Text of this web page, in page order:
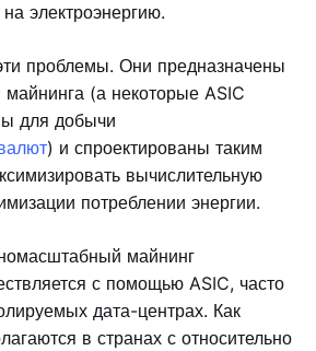
электроэнергию.
проблемы. Они предназначены
майнинга (а некоторые ASIC
для добычи
) и спроектированы таким
вычислительную
потреблении энергии.
майнинг
с помощью ASIC, часто
дата-центрах. Как
в странах с относительно